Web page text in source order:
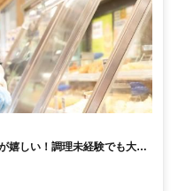
嬉しい！調理未経験でも大歓